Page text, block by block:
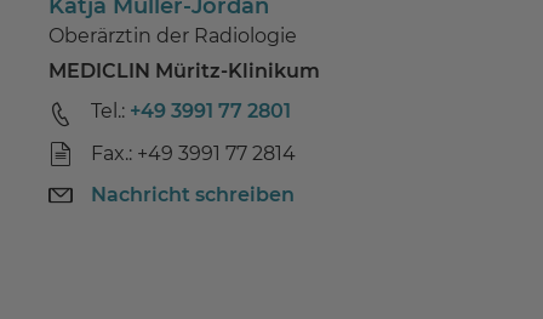
Katja Müller-Jordan
Oberärztin der Radiologie
MEDICLIN Müritz-Klinikum
Tel.: +49 3991 77 2801
Fax.: +49 3991 77 2814
Nachricht schreiben